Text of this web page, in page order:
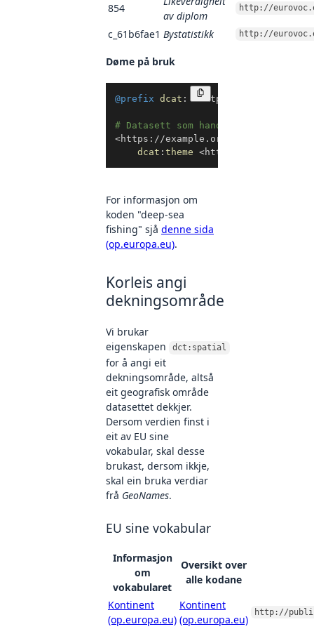
854
av diplom
http://
c_61b6fae1 Bystatistikk http://
Døme på bruk
Kopier
@prefix dcat : <http://www.w3.org/
# Datasett som handlar om
<https://example.org/datasett1
dcat : theme <http://
For informasjon om
koden "deep-sea
fishing" sjå denne sida
(op.europa.eu).
Korleis angi
dekningsområde
Vi brukar
eigenskapen
dct:spatial
for å angi eit
dekningsområde, altså
eit geografisk område
datasettet dekkjer.
Dersom verdien finst i
eit av EU sine
vokabular, skal desse
brukast, dersom ikkje,
skal ein bruka verdiar
frå GeoNames.
EU sine vokabular
Informasjon
om
vokabularet
Oversikt over
alle kodane
Kontinent
(op.europa.eu)
Kontinent
(op.europa.eu)
http://